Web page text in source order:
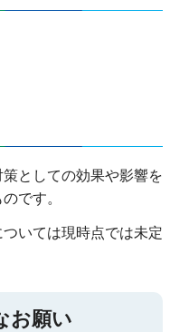
としての効果や影響を
です。
いては現時点では未定
お願い